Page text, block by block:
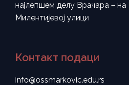
најлепшем делу Врачара –
Милентијевој улици
Контакт подаци
info@ossmarkovic.edu.rs